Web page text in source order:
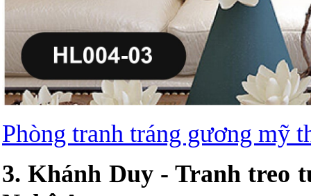
Phòng tranh tráng gương mỹ
3. Khánh Duy - Tranh treo